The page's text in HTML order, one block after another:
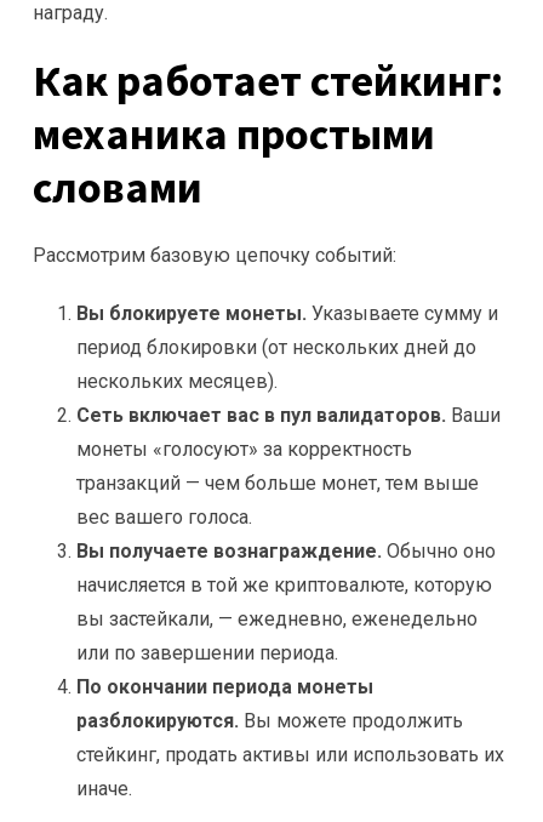
награду.
Как работает стейкинг:
механика простыми
словами
Рассмотрим базовую цепочку событий:
Вы блокируете монеты. Указываете сумму и
период блокировки (от нескольких дней до
нескольких месяцев).
Сеть включает вас в пул валидаторов. Ваши
монеты «голосуют» за корректность
транзакций — чем больше монет, тем выше
вес вашего голоса.
Вы получаете вознаграждение. Обычно оно
начисляется в той же криптовалюте, которую
вы застейкали, — ежедневно, еженедельно
или по завершении периода.
По окончании периода монеты
разблокируются. Вы можете продолжить
стейкинг, продать активы или использовать их
иначе.